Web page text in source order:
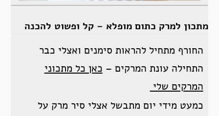
מתכון למרק כתום מופלא – קל ופשוט להכנה
החורף מתחיל להראות סימנים ואצלי כבר
התחילה עונת המרקים – כאן כל מתכוני
המרקים שלי
כמעט מידי יום מתבשל אצלי סיר מרק על